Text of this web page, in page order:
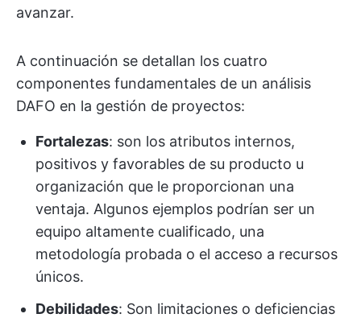
avanzar.
A continuación se detallan los cuatro
componentes fundamentales de un análisis
DAFO en la gestión de proyectos:
Fortalezas: son los atributos internos,
positivos y favorables de su producto u
organización que le proporcionan una
ventaja. Algunos ejemplos podrían ser un
equipo altamente cualificado, una
metodología probada o el acceso a recursos
únicos.
Debilidades: Son limitaciones o deficiencias